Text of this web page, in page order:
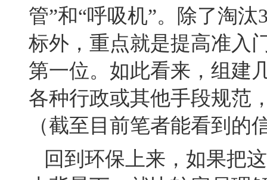
管”和“呼吸机”。除了淘
标外，重点就是提高准入
第一位。如此看来，组建
各种行政或其他手段规范
（截至目前笔者能看到的
回到环保上来，如果把